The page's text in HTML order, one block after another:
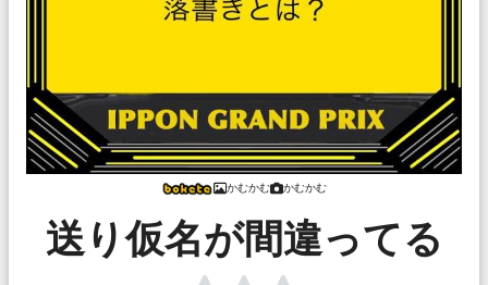
かむかむ かむかむ
送り仮名が間違ってる